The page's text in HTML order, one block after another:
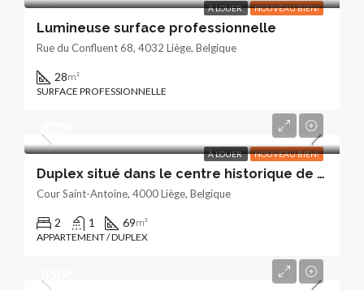
À LOUER NOUVEAU BIEN!
Lumineuse surface professionnelle
Rue du Confluent 68, 4032 Liège, Belgique
28m²
SURFACE PROFESSIONNELLE
À LOUER NOUVEAU BIEN!
Duplex situé dans le centre historique de Liège
Cour Saint-Antoine, 4000 Liège, Belgique
2 1 69m²
APPARTEMENT / DUPLEX